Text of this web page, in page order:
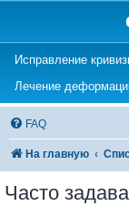
Исправление
Лечение
FAQ
На главную
Часто